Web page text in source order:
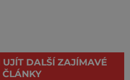
UJÍT DALŠÍ ZAJÍMAVÉ
ČLÁNKY